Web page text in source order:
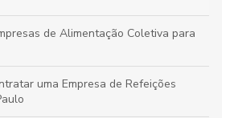
SP: Como Escolher o Serviço Ideal para
de Alimentação Coletiva para
uma Empresa de Refeições